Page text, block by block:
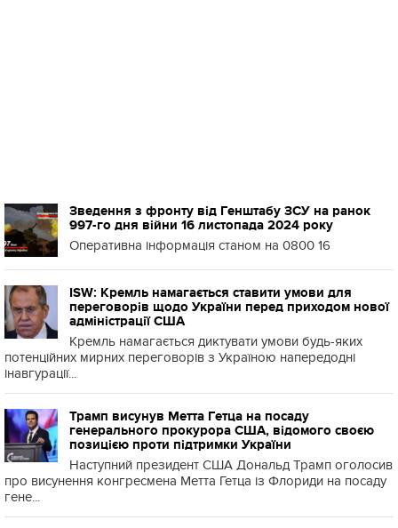
Зведення з фронту від Генштабу ЗСУ на ранок
997-го дня війни 16 листопада 2024 року
Оперативна інформація станом на 0800 16
ISW: Кремль намагається ставити умови для
переговорів щодо України перед приходом нової
адміністрації США
Кремль намагається диктувати умови будь-яких
потенційних мирних переговорів з Україною напередодні
інавгурації...
Трамп висунув Метта Гетца на посаду
генерального прокурора США, відомого своєю
позицією проти підтримки України
Наступний президент США Дональд Трамп оголосив
про висунення конгресмена Метта Гетца із Флориди на посаду
гене...